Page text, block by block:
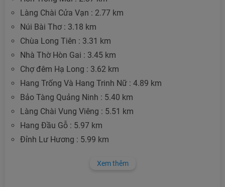
Làng Chài Cửa Vạn : 2.77 km
Núi Bài Thơ : 3.18 km
Chùa Long Tiên : 3.31 km
Nhà Thờ Hòn Gai : 3.45 km
Chợ đêm Hạ Long : 3.62 km
Hang Trống Và Hang Trinh Nữ : 4.89 km
Bảo Tàng Quảng Ninh : 5.40 km
Làng Chài Vung Viêng : 5.51 km
Hang Đầu Gỗ : 5.97 km
Đỉnh Lư Hương : 5.99 km
Xem thêm